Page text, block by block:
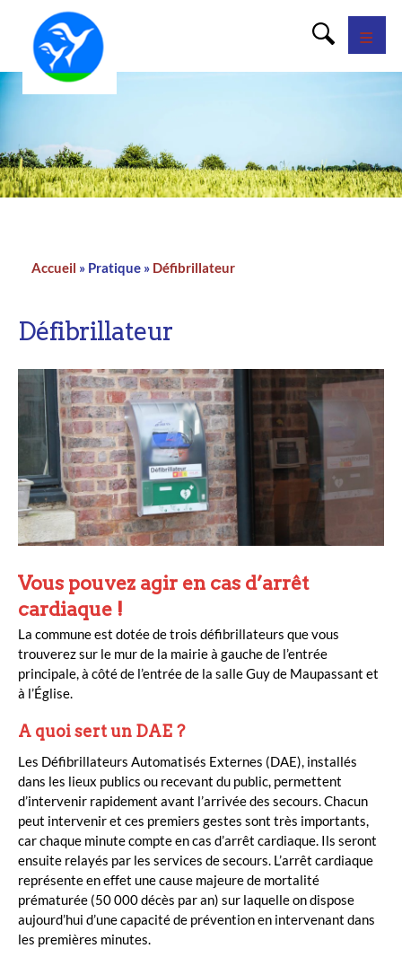
Accueil Pratique Défibrillateur
Défibrillateur
Vous pouvez agir en cas d’arrêt
cardiaque !
La commune est dotée de trois défibrillateurs que vous
trouverez sur le mur de la mairie à gauche de l’entrée
principale, à côté de l’entrée de la salle Guy de Maupassant et
à l’Église.
A quoi sert un DAE ?
Les Défibrillateurs Automatisés Externes (DAE), installés
dans les lieux publics ou recevant du public, permettent
d’intervenir rapidement avant l’arrivée des secours. Chacun
peut intervenir et ces premiers gestes sont très importants,
car chaque minute compte en cas d’arrêt cardiaque. Ils seront
ensuite relayés par les services de secours. L’arrêt cardiaque
représente en effet une cause majeure de mortalité
prématurée (50 000 décès par an) sur laquelle on dispose
aujourd’hui d’une capacité de prévention en intervenant dans
les premières minutes.
Panneau de gestion des cookies